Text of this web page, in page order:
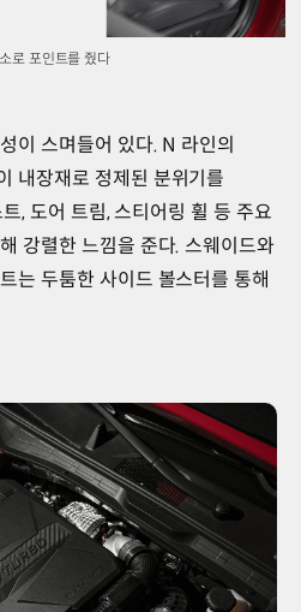
로 포인트를 줬다
이 스며들어 있다. N 라인의
내장재로 정제된 분위기를
, 도어 트림, 스티어링 휠 등 주요
강렬한 느낌을 준다. 스웨이드와
는 두툼한 사이드 볼스터를 통해